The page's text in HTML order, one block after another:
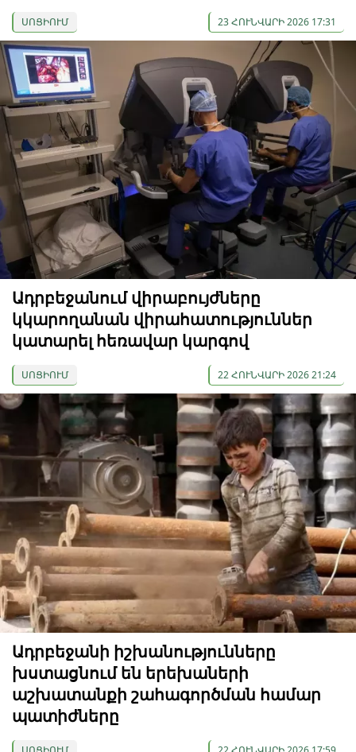
ՍՈՑԻՈՒՄ 23 ՀՈՒՆՎԱՐԻ 2026 17:31
Ադրբեջանում վիրաբույժները
կկարողանան վիրահատություններ
կատարել հեռավար կարգով
ՍՈՑԻՈՒՄ 22 ՀՈՒՆՎԱՐԻ 2026 21:24
Ադրբեջանի իշխանությունները
խստացնում են երեխաների
աշխատանքի շահագործման համար
պատիժները